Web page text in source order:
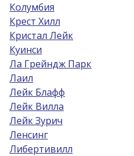
Колумбия
Крест Хилл
Кристал Лейк
Куинси
Ла Грейндж Парк
Лаил
Лейк Блафф
Лейк Вилла
Лейк Зурич
Ленсинг
Либертивилл